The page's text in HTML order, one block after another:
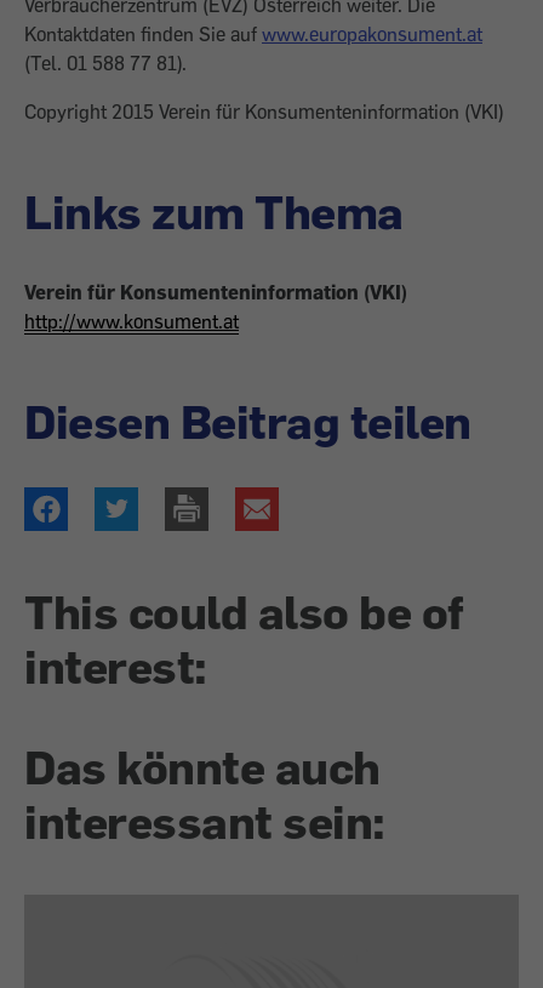
Verbraucherzentrum (EVZ) Österreich weiter. Die
Kontaktdaten finden Sie auf www.europakonsument.at
(Tel. 01 588 77 81).
Copyright 2015 Verein für Konsumenteninformation (VKI)
Links zum Thema
Verein für Konsumenteninformation (VKI)
http://www.konsument.at
Diesen Beitrag teilen
This could also be of
interest:
Das könnte auch
interessant sein: